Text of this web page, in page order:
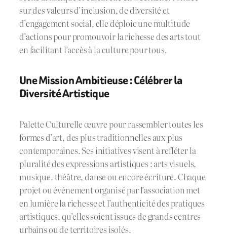
sur des valeurs d’inclusion, de diversité et
d’engagement social, elle déploie une multitude
d’actions pour promouvoir la richesse des arts tout
en facilitant l’accès à la culture pour tous.
Une Mission Ambitieuse : Célébrer la
Diversité Artistique
Palette Culturelle œuvre pour rassembler toutes les
formes d’art, des plus traditionnelles aux plus
contemporaines. Ses initiatives visent à refléter la
pluralité des expressions artistiques : arts visuels,
musique, théâtre, danse ou encore écriture. Chaque
projet ou événement organisé par l’association met
en lumière la richesse et l’authenticité des pratiques
artistiques, qu’elles soient issues de grands centres
urbains ou de territoires isolés.